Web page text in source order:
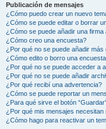
Publicación de mensajes
¿Cómo puedo crear un nuevo
¿Cómo se puede editar o borrar
¿Cómo se puede añadir una firma
¿Cómo creo una encuesta?
¿Por qué no se puede añadir
¿Cómo edito o borro una
¿Por qué no se puede acceder a
¿Por qué no se puede añadir
¿Por qué recibí una advertencia?
¿Cómo se puede reportar un
¿Para qué sirve el botón
¿Por qué mis mensajes
¿Cómo hago para reactivar un